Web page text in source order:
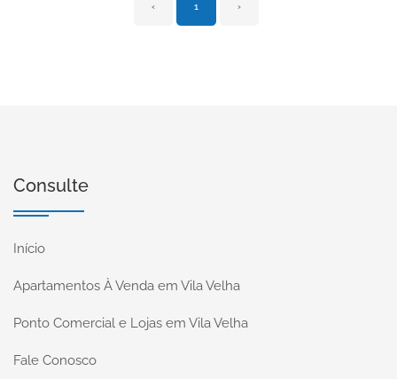
‹ 1 ›
Consulte
Início
Apartamentos À Venda em Vila Velha
Ponto Comercial e Lojas em Vila Velha
Fale Conosco